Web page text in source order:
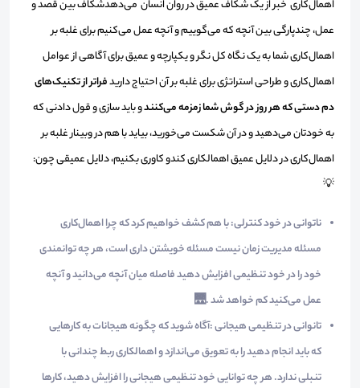
اهمال‌کاری خبر از یک شکاف عمیق در روان انسان می‌دهدشکاف بین قصد و
عمل، چندپارگی بین آنچه که می‌گوییم و آنچه عمل می‌کنیم برای غلبه بر
اهمال‌کاری شما به یک نگاه کل نگر و یکپارچه و عمیق برای آگاهی از عوامل
اهمال‌کاری و طراحی استراتژی برای غلبه بر آن احتیاج داریدفراتر از تکنیک‌های
دم دستی که هر روز در گوش شما زمزمه می‌کنندو باید سازی و قول دادنی که
به خودتان می‌دهید و در آن شکست می‌خورید، بیاید با هم در وبینار غلبه بر
اهمال‌کاری در دلایل عمیق اهمالکاری کندو کاوری بکنیم، دلایل عمیقی چون:
💡
ناتوانی در خود کنترلی:با هم کشف خواهیم کرد که چرا اهمال‌کاری
مسئله مدیریت زمان نیست مسئله خویشتن داری است، هر چه توانمندی
خود را در خود تنظیمی افزایش دهید فاصله میان آنچه می‌دانید و آنچه
عمل می‌کنید کم خواهد شد .🌉
تانوانی در تنظیمی هیجانی:آگاه شوید که چگونه هیجانات به کارهایی
که باید انجام دهید را به تعویق می‌اندازد و اهمالکاری ربط چندانی با
تنبلی ندارد. هر چه توانایی خود تنظیمی هیجانی را افزایش دهید، کارها